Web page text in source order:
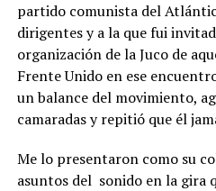
partido comunista del
dirigentes y a la que fui
organización de la Juco de
Frente Unido en ese
un balance del movimiento,
camaradas y repitió que él
Me lo presentaron como su
asuntos del sonido en la gira